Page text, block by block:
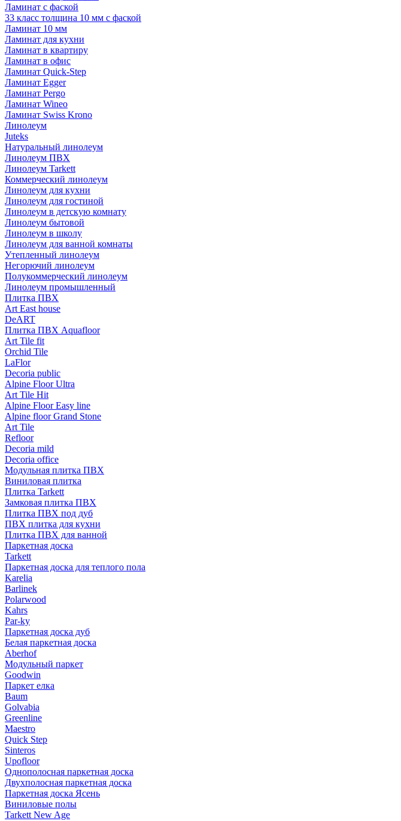
Ламинат с фаской
33 класс толщина 10 мм с фаской
Ламинат 10 мм
Ламинат для кухни
Ламинат в квартиру
Ламинат в офис
Ламинат Quick-Step
Ламинат Egger
Ламинат Pergo
Ламинат Wineo
Ламинат Swiss Krono
Линолеум
Juteks
Натуральный линолеум
Линолеум ПВХ
Линолеум Tarkett
Коммерческий линолеум
Линолеум для кухни
Линолеум для гостиной
Линолеум в детскую комнату
Линолеум бытовой
Линолеум в школу
Линолеум для ванной комнаты
Утепленный линолеум
Негорючий линолеум
Полукоммерческий линолеум
Линолеум промышленный
Плитка ПВХ
Art East house
DeART
Плитка ПВХ Aquafloor
Art Tile fit
Orchid Tile
LaFlor
Decoria public
Alpine Floor Ultra
Art Tile Hit
Alpine Floor Easy line
Alpine floor Grand Stone
Art Tile
Refloor
Decoria mild
Decoria office
Модульная плитка ПВХ
Виниловая плитка
Плитка Tarkett
Замковая плитка ПВХ
Плитка ПВХ под дуб
ПВХ плитка для кухни
Плитка ПВХ для ванной
Паркетная доска
Tarkett
Паркетная доска для теплого пола
Karelia
Barlinek
Polarwood
Kahrs
Par-ky
Паркетная доска дуб
Белая паркетная доска
Aberhof
Модульный паркет
Goodwin
Паркет елка
Baum
Golvabia
Greenline
Maestro
Quick Step
Sinteros
Upofloor
Однополосная паркетная доска
Двухполосная паркетная доска
Паркетная доска Ясень
Виниловые полы
Tarkett New Age